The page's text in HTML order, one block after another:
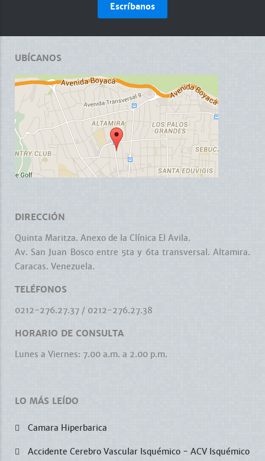
Escríbanos
UBÍCANOS
DIRECCIÓN
Quinta Maritza. Anexo de la Clínica El Avila.
Av. San Juan Bosco entre 5ta y 6ta transversal. Altamira.
Caracas. Venezuela.
TELÉFONOS
0212-276.27.37 / 0212-276.27.38
HORARIO DE CONSULTA
Lunes a Viernes: 7.00 a.m. a 2.00 p.m.
LO MÁS LEÍDO
Camara Hiperbarica
Accidente Cerebro Vascular Isquémico - ACV Isquémico